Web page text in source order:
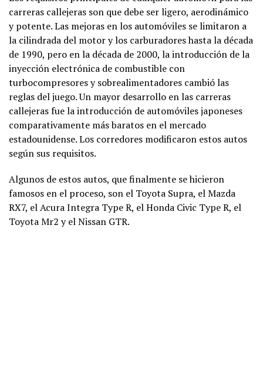
carreras callejeras son que debe ser ligero, aerodinámico
y potente. Las mejoras en los automóviles se limitaron a
la cilindrada del motor y los carburadores hasta la década
de 1990, pero en la década de 2000, la introducción de la
inyección electrónica de combustible con
turbocompresores y sobrealimentadores cambió las
reglas del juego. Un mayor desarrollo en las carreras
callejeras fue la introducción de automóviles japoneses
comparativamente más baratos en el mercado
estadounidense. Los corredores modificaron estos autos
según sus requisitos.
Algunos de estos autos, que finalmente se hicieron
famosos en el proceso, son el Toyota Supra, el Mazda
RX7, el Acura Integra Type R, el Honda Civic Type R, el
Toyota Mr2 y el Nissan GTR.